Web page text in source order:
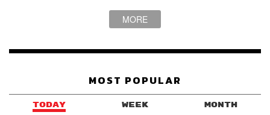
MORE
MOST POPULAR
TODAY WEEK MONTH